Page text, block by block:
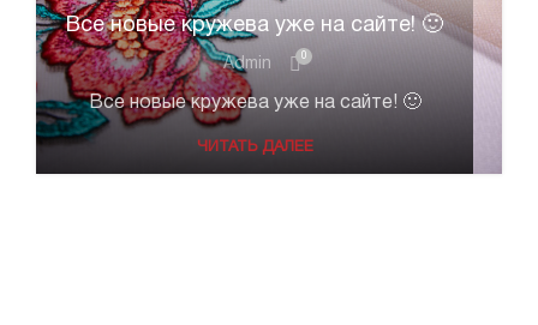
Все новые кружева уже на сайте! 🙂
Admin
Все новые кружева уже на сайте! 🙂
ЧИТАТЬ ДАЛЕЕ